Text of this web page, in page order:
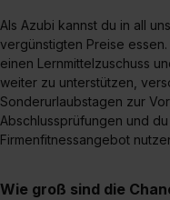
Als Azubi kannst du in all
vergünstigten Preise
einen Lernmittelzuschuss
weiter zu unterstützen,
Sonderurlaubstagen zur
Abschlussprüfungen und
Firmenfitnessangebot
Wie groß sind die